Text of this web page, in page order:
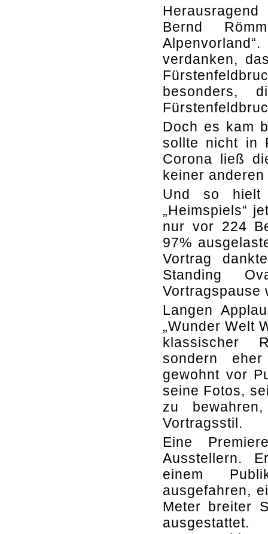
Bernd
verdanken,
besonders,
Doch es kam
sollte nicht in
Corona ließ
keiner
Und so hielt
„Heimspiels“
nur vor 224
97%
Vortrag
Standing
Vortragspause
Langen
„Wunder Welt
klassischer
sondern eher
gewohnt vor
seine Fotos,
zu
Vortragsstil.
Eine
Ausstellern.
einem
ausgefahren,
Meter breiter